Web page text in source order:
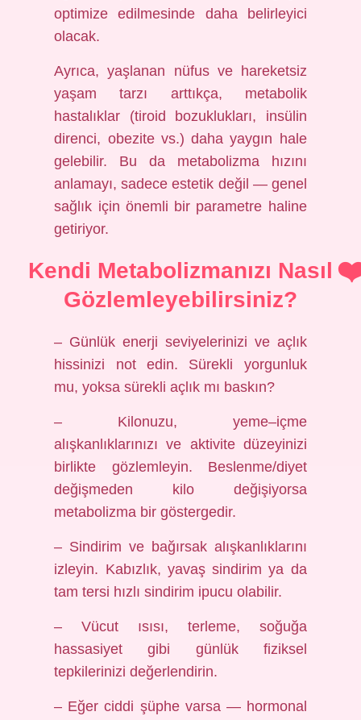
optimize edilmesinde daha belirleyici
olacak.
Ayrıca, yaşlanan nüfus ve hareketsiz
yaşam tarzı arttıkça, metabolik
hastalıklar (tiroid bozuklukları, insülin
direnci, obezite vs.) daha yaygın hale
gelebilir. Bu da metabolizma hızını
anlamayı, sadece estetik değil — genel
sağlık için önemli bir parametre haline
getiriyor.
Kendi Metabolizmanızı Nasıl
Gözlemleyebilirsiniz?
– Günlük enerji seviyelerinizi ve açlık
hissinizi not edin. Sürekli yorgunluk
mu, yoksa sürekli açlık mı baskın?
– Kilonuzu, yeme–içme
alışkanlıklarınızı ve aktivite düzeyinizi
birlikte gözlemleyin. Beslenme/diyet
değişmeden kilo değişiyorsa
metabolizma bir göstergedir.
– Sindirim ve bağırsak alışkanlıklarını
izleyin. Kabızlık, yavaş sindirim ya da
tam tersi hızlı sindirim ipucu olabilir.
– Vücut ısısı, terleme, soğuğa
hassasiyet gibi günlük fiziksel
tepkilerinizi değerlendirin.
– Eğer ciddi şüphe varsa — hormonal